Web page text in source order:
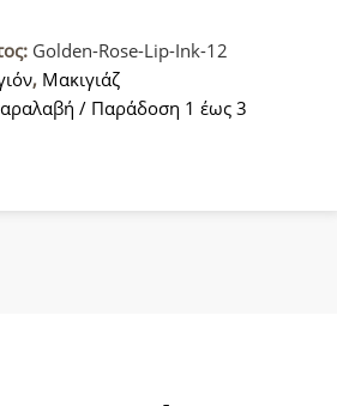
Golden-Rose-Lip-Ink-12
, Μακιγιάζ
/ Παράδοση 1 έως 3